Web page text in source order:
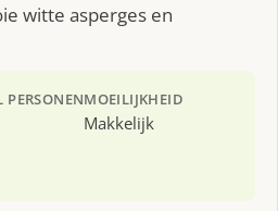
witte asperges en
PERSONENMOEILIJKHEID
Makkelijk